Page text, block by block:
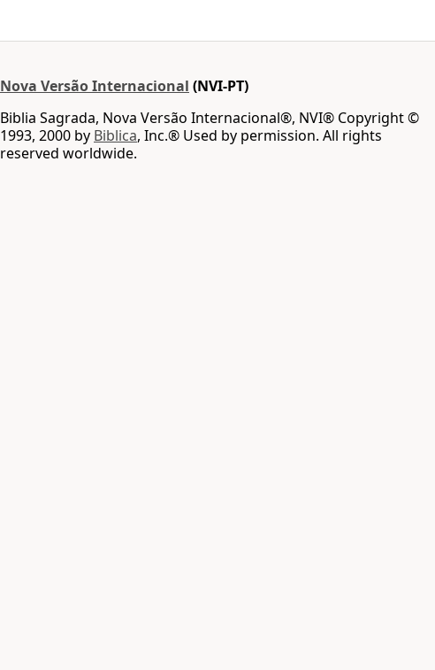
Nova Versão Internacional (NVI-PT)
Biblia Sagrada, Nova Versão Internacional®, NVI® Copyright ©
1993, 2000 by Biblica, Inc.® Used by permission. All rights
reserved worldwide.